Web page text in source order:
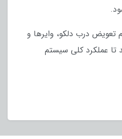
درب دلکو، وایرها و
عملکرد کلی سیستم